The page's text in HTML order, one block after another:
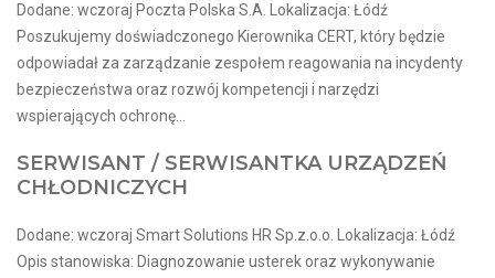
Dodane: wczoraj Poczta Polska S.A. Lokalizacja: Łódź
Poszukujemy doświadczonego Kierownika CERT, który będzie
odpowiadał za zarządzanie zespołem reagowania na incydenty
bezpieczeństwa oraz rozwój kompetencji i narzędzi
wspierających ochronę...
SERWISANT / SERWISANTKA URZĄDZEŃ
CHŁODNICZYCH
Dodane: wczoraj Smart Solutions HR Sp.z.o.o. Lokalizacja: Łódź
Opis stanowiska: Diagnozowanie usterek oraz wykonywanie